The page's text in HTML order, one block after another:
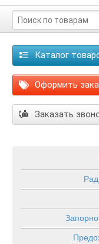
Каталог
Оформить
Заказать